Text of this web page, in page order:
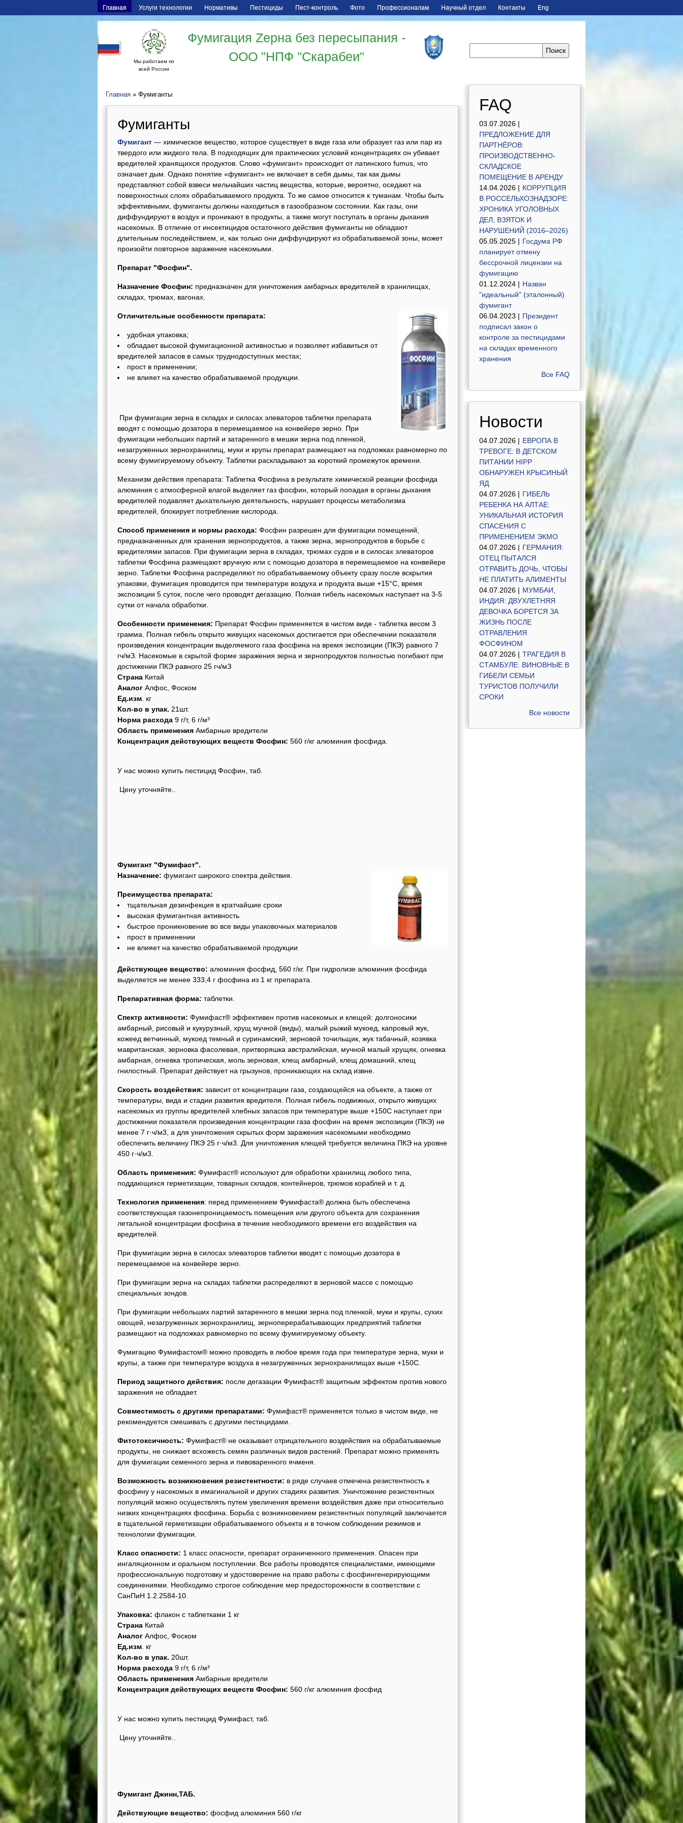
Главная Услуги технологии Нормативы Пестициды Пест-контроль Фото Профессионалам Научный отдел Контакты Eng
Мы работаем по
всей России
Фумигация Zерна без пересыпания -
ООО "НПФ "Скарабеи"
Главная » Фумиганты
Фумиганты
Фумигант — химическое вещество, которое существует в виде газа или образует газ или пар из
твердого или жидкого тела. В подходящих для практических условий концентрациях он убивает
вредителей хранящихся продуктов. Слово «фумигант» происходит от латинского fumus, что
означает дым. Однако понятие «фумигант» не включает в себя дымы, так как дымы
представляют собой взвеси мельчайших частиц вещества, которые, вероятно, оседают на
поверхностных слоях обрабатываемого продукта. То же самое относится к туманам. Чтобы быть
эффективными, фумиганты должны находиться в газообразном состоянии. Как газы, они
диффундируют в воздух и проникают в продукты, а также могут поступать в органы дыхания
насекомых. В отличие от инсектицидов остаточного действия фумиганты не обладают
длительным последействием, и, как только они диффундируют из обрабатываемой зоны, может
произойти повторное заражение насекомыми.
Препарат "Фосфин".
Назначение Фосфин: предназначен для уничтожения амбарных вредителей в хранилищах,
складах, трюмах, вагонах.
Отличительные особенности препарата:
удобная упаковка;
обладает высокой фумигационной активностью и позволяет избавиться от
вредителей запасов в самых труднодоступных местах;
прост в применении;
не влияет на качество обрабатываемой продукции.
При фумигации зерна в складах и силосах элеваторов таблетки препарата
вводят с помощью дозатора в перемещаемое на конвейере зерно. При
фумигации небольших партий и затаренного в мешки зерна под пленкой,
незагруженных зернохранилищ, муки и крупы препарат размещают на подложках равномерно по
всему фумигируемому объекту. Таблетки раскладывают за короткий промежуток времени.
Механизм действия препарата: Таблетка Фосфина в результате химической реакции фосфида
алюминия с атмосферной влагой выделяет газ фосфин, который попадая в органы дыхания
вредителей подавляет дыхательную деятельность, нарушает процессы метаболизма
вредителей, блокирует потребление кислорода.
Способ применения и нормы расхода: Фосфин разрешен для фумигации помещений,
предназначенных для хранения зернопродуктов, а также зерна, зернопродуктов в борьбе с
вредителями запасов. При фумигации зерна в складах, трюмах судов и в силосах элеваторов
таблетки Фосфина размещают вручную или с помощью дозатора в перемещаемое на конвейере
зерно. Таблетки Фосфина распределяют по обрабатываемому объекту сразу после вскрытия
упаковки, фумигация проводится при температуре воздуха и продукта выше +15°С, время
экспозиции 5 суток, после чего проводят дегазацию. Полная гибель насекомых наступает на 3-5
сутки от начала обработки.
Особенности применения: Препарат Фосфин применяется в чистом виде - таблетка весом 3
грамма. Полная гибель открыто живущих насекомых достигается при обеспечении показателя
произведения концентрации выделяемого газа фосфина на время экспозиции (ПКЭ) равного 7
гч/мЗ. Насекомые в скрытой форме заражения зерна и зернопродуктов полностью погибают при
достижении ПКЭ равного 25 гч/мЗ
Страна Китай
Аналог Алфос, Фоском
Ед.изм . кг
Кол-во в упак. 21шт.
Норма расхода 9 г/т, 6 г/м³
Область применения Амбарные вредители
Концентрация действующих веществ Фосфин: 560 г/кг алюминия фосфида.
У нас можно купить пестицид Фосфин, таб.
Цену уточняйте..
Фумигант "Фумифаст".
Назначение: фумигант широкого спектра действия.
Преимущества препарата:
тщательная дезинфекция в кратчайшие сроки
высокая фумигантная активность
быстрое проникновение во все виды упаковочных материалов
прост в применении
не влияет на качество обрабатываемой продукции
Действующее вещество: алюминия фосфид, 560 г/кг. При гидролизе алюминия фосфида
выделяется не менее 333,4 г фосфина из 1 кг препарата.
Препаративная форма: таблетки.
Спектр активности: Фумифаст® эффективен против насекомых и клещей: долгоносики
амбарный, рисовый и кукурузный, хрущ мучной (виды), малый рыжий мукоед, капровый жук,
кожеед ветчинный, мукоед темный и суринамский, зерновой точильщик, жук табачный, козявка
мавританская, зерновка фасолевая, притворяшка австралийская, мучной малый хрущяк, огневка
амбарная, огневка тропическая, моль зерновая, клещ амбарный, клещ домашний, клещ
гнилостный. Препарат действует на грызунов, проникающих на склад извне.
Скорость воздействия: зависит от концентрации газа, создающейся на объекте, а также от
температуры, вида и стадии развития вредителя. Полная гибель подвижных, открыто живущих
насекомых из группы вредителей хлебных запасов при температуре выше +150С наступает при
достижении показателя произведения концентрации газа фосфин на время экспозиции (ПКЭ) не
менее 7 г·ч/м3, а для уничтожения скрытых форм заражения насекомыми необходимо
обеспечить величину ПКЭ 25 г·ч/м3. Для уничтожения клещей требуется величина ПКЭ на уровне
450 г·ч/м3.
Область применения: Фумифаст® используют для обработки хранилищ любого типа,
поддающихся герметизации, товарных складов, контейнеров, трюмов кораблей и т. д.
Технология применения: перед применением Фумифаста® должна быть обеспечена
соответствующая газонепроницаемость помещения или другого объекта для сохранения
летальной концентрации фосфина в течение необходимого времени его воздействия на
вредителей.
При фумигации зерна в силосах элеваторов таблетки вводят с помощью дозатора в
перемещаемое на конвейере зерно.
При фумигации зерна на складах таблетки распределяют в зерновой массе с помощью
специальных зондов.
При фумигации небольших партий затаренного в мешки зерна под пленкой, муки и крупы, сухих
овощей, незагруженных зернохранилищ, зерноперерабатывающих предприятий таблетки
размещают на подложках равномерно по всему фумигируемому объекту.
Фумигацию Фумифастом® можно проводить в любое время года при температуре зерна, муки и
крупы, а также при температуре воздуха в незагруженных зернохранилищах выше +150С.
Период защитного действия: после дегазации Фумифаст® защитным эффектом против нового
заражения не обладает.
Совместимость с другими препаратами: Фумифаст® применяется только в чистом виде, не
рекомендуется смешивать с другими пестицидами.
Фитотоксичность: Фумифаст® не оказывает отрицательного воздействия на обрабатываемые
продукты, не снижает всхожесть семян различных видов растений. Препарат можно применять
для фумигации семенного зерна и пивоваренного ячменя.
Возможность возникновения резистентности: в ряде случаев отмечена резистентность к
фосфину у насекомых в имагинальной и других стадиях развития. Уничтожение резистентных
популяций можно осуществлять путем увеличения времени воздействия даже при относительно
низких концентрациях фосфина. Борьба с возникновением резистентных популяций заключается
в тщательной герметизации обрабатываемого объекта и в точном соблюдении режимов и
технологии фумигации.
Класс опасности: 1 класс опасности, препарат ограниченного применения. Опасен при
ингаляционном и оральном поступлении. Все работы проводятся специалистами, имеющими
профессиональную подготовку и удостоверение на право работы с фосфингенерирующими
соединениями. Необходимо строгое соблюдение мер предосторожности в соответствии с
СанПиН 1.2.2584-10.
Упаковка: флакон с таблетками 1 кг
Страна Китай
Аналог Алфос, Фоском
Ед.изм . кг
Кол-во в упак. 20шт.
Норма расхода 9 г/т, 6 г/м³
Область применения Амбарные вредители
Концентрация действующих веществ Фосфин: 560 г/кг алюминия фосфид
У нас можно купить пестицид Фумифаст, таб.
Цену уточняйте..
Фумигант Джинн,ТАБ.
Действующие вещество: фосфид алюминия 560 г/кг
FAQ
03.07.2026 |
ПРЕДЛОЖЕНИЕ ДЛЯ
ПАРТНЁРОВ:
ПРОИЗВОДСТВЕННО-
СКЛАДСКОЕ
ПОМЕЩЕНИЕ В АРЕНДУ
14.04.2026 | КОРРУПЦИЯ
В РОССЕЛЬХОЗНАДЗОРЕ:
ХРОНИКА УГОЛОВНЫХ
ДЕЛ, ВЗЯТОК И
НАРУШЕНИЙ (2016–2026)
05.05.2025 | Госдума РФ
планирует отмену
бессрочной лицензии на
фумигацию
01.12.2024 | Назван
"идеальный" (эталонный)
фумигант
06.04.2023 | Президент
подписал закон о
контроле за пестицидами
на складах временного
хранения
Все FAQ
Новости
04.07.2026 | ЕВРОПА В
ТРЕВОГЕ: В ДЕТСКОМ
ПИТАНИИ HIPP
ОБНАРУЖЕН КРЫСИНЫЙ
ЯД
04.07.2026 | ГИБЕЛЬ
РЕБЕНКА НА АЛТАЕ:
УНИКАЛЬНАЯ ИСТОРИЯ
СПАСЕНИЯ С
ПРИМЕНЕНИЕМ ЭКМО
04.07.2026 | ГЕРМАНИЯ:
ОТЕЦ ПЫТАЛСЯ
ОТРАВИТЬ ДОЧЬ, ЧТОБЫ
НЕ ПЛАТИТЬ АЛИМЕНТЫ
04.07.2026 | МУМБАИ,
ИНДИЯ: ДВУХЛЕТНЯЯ
ДЕВОЧКА БОРЕТСЯ ЗА
ЖИЗНЬ ПОСЛЕ
ОТРАВЛЕНИЯ
ФОСФИНОМ
04.07.2026 | ТРАГЕДИЯ В
СТАМБУЛЕ: ВИНОВНЫЕ В
ГИБЕЛИ СЕМЬИ
ТУРИСТОВ ПОЛУЧИЛИ
СРОКИ
Все новости